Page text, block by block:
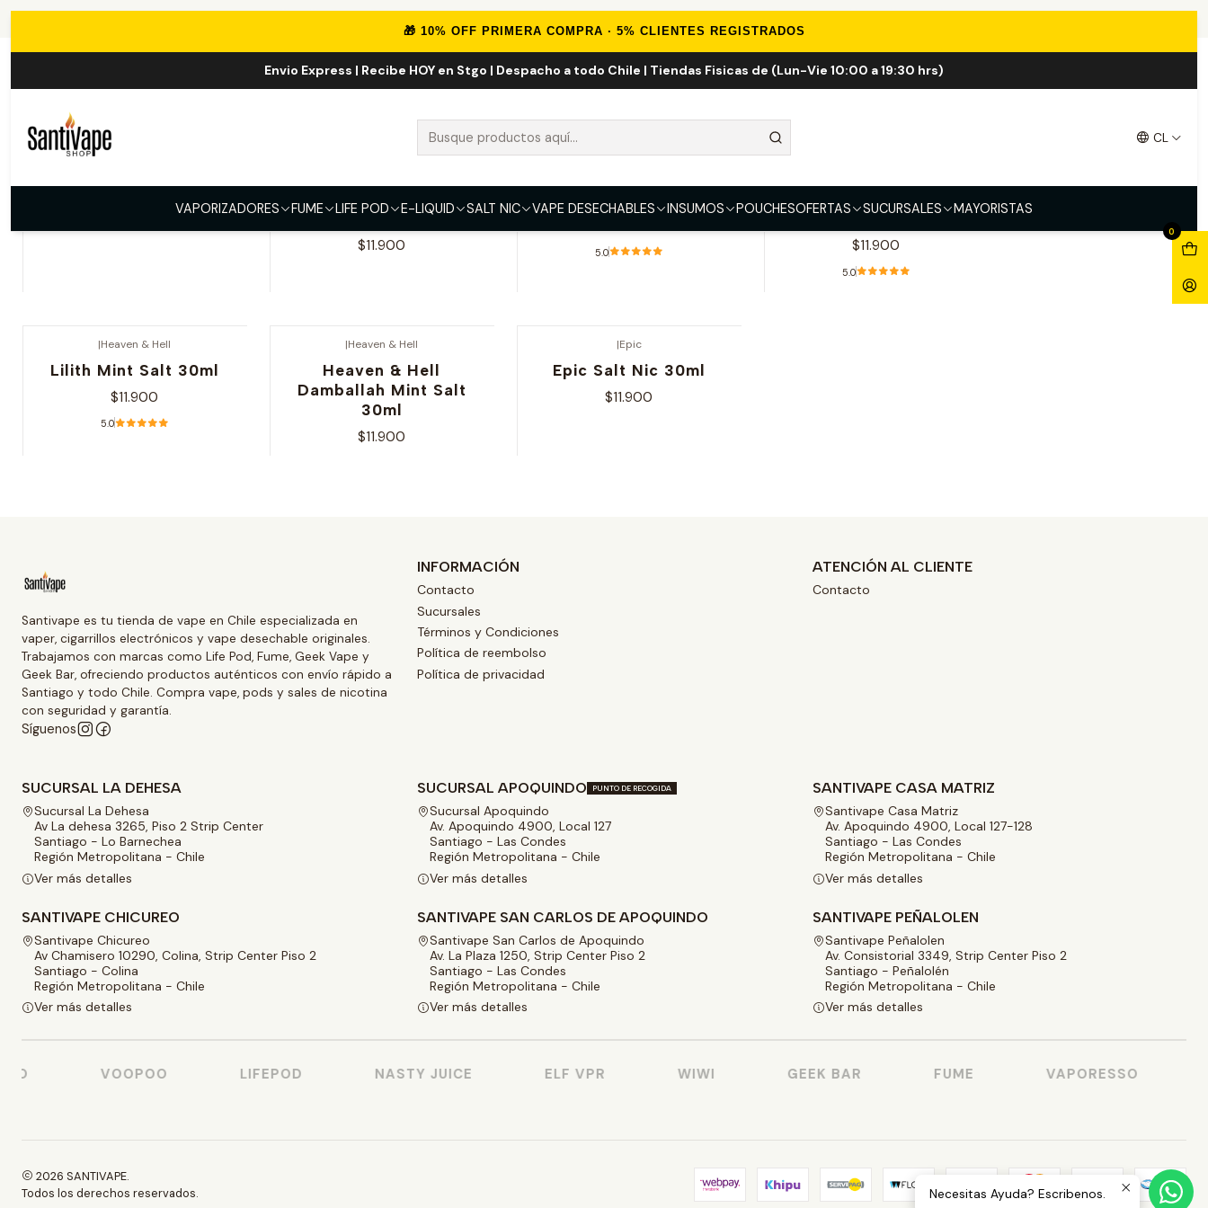
🎁 10% OFF PRIMERA COMPRA · 5% CLIENTES REGISTRADOS
Envio Express | Recibe HOY en Stgo | Despacho a todo Chile | Tiendas Fisicas de (Lun-Vie 10:00 a 19:30 hrs)
CL
VAPORIZADORES FUME LIFE POD E-LIQUID SALT NIC VAPE DESECHABLES INSUMOS POUCHESOFERTAS SUCURSALES MAYORISTAS
0
Salt Nic Nacionales
Cream Salt 30ml
$11.900 5.0
30ml
$11.900
5.0
|Heaven & Hell
Lilith Mint Salt 30ml
$11.900
5.0
|Heaven & Hell
Heaven & Hell
Damballah Mint Salt
30ml
$11.900
|Epic
Epic Salt Nic 30ml
$11.900
Santivape es tu tienda de vape en Chile especializada en
vaper, cigarrillos electrónicos y vape desechable originales.
Trabajamos con marcas como Life Pod, Fume, Geek Vape y
Geek Bar, ofreciendo productos auténticos con envío rápido a
Santiago y todo Chile. Compra vape, pods y sales de nicotina
con seguridad y garantía.
Síguenos
INFORMACIÓN
Contacto
Sucursales
Términos y Condiciones
Política de reembolso
Política de privacidad
ATENCIÓN AL CLIENTE
Contacto
SUCURSAL LA DEHESA
Sucursal La Dehesa
Av La dehesa 3265, Piso 2 Strip Center
Santiago - Lo Barnechea
Región Metropolitana - Chile
Ver más detalles
SUCURSAL APOQUINDO PUNTO DE RECOGIDA
Sucursal Apoquindo
Av. Apoquindo 4900, Local 127
Santiago - Las Condes
Región Metropolitana - Chile
Ver más detalles
SANTIVAPE CASA MATRIZ
Santivape Casa Matriz
Av. Apoquindo 4900, Local 127-128
Santiago - Las Condes
Región Metropolitana - Chile
Ver más detalles
SANTIVAPE CHICUREO
Santivape Chicureo
Av Chamisero 10290, Colina, Strip Center Piso 2
Santiago - Colina
Región Metropolitana - Chile
Ver más detalles
SANTIVAPE SAN CARLOS DE APOQUINDO
Santivape San Carlos de Apoquindo
Av. La Plaza 1250, Strip Center Piso 2
Santiago - Las Condes
Región Metropolitana - Chile
Ver más detalles
SANTIVAPE PEÑALOLEN
Santivape Peñalolen
Av. Consistorial 3349, Strip Center Piso 2
Santiago - Peñalolén
Región Metropolitana - Chile
Ver más detalles
VOOPOO LIFEPOD NASTY JUICE ELF VPR WIWI GEEK BAR FUME VAPORESSO
2026 SANTIVAPE.
Todos los derechos reservados.
Necesitas Ayuda? Escribenos.